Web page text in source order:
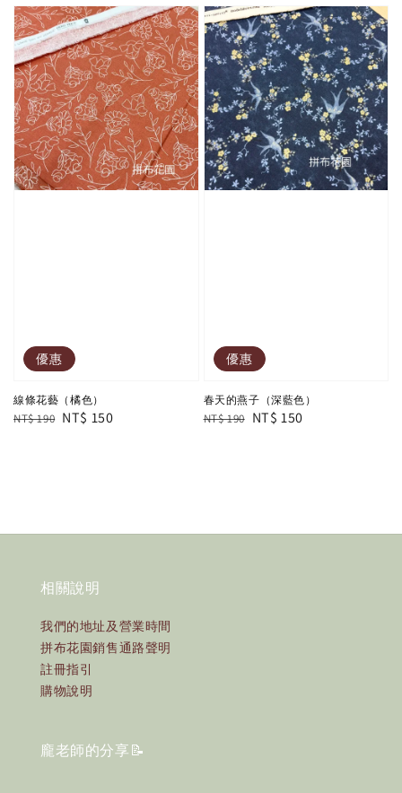
優惠
線條花藝（橘色）
Regular
NT$ 190 Sale
NT$ 150
優惠
春天的燕子（深藍色）
Regular
NT$ 190 Sale
NT$ 150
相關說明
我們的地址及營業時間
拼布花園銷售通路聲明
註冊指引
購物說明
龐老師的分享📝